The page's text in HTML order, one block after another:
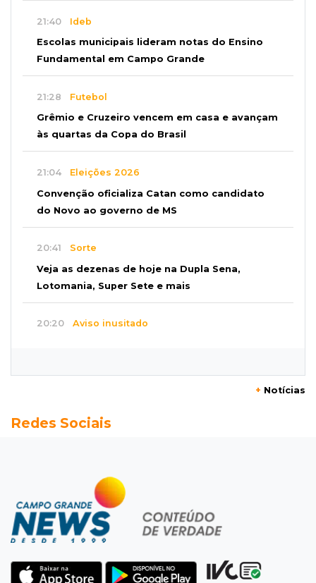
21:40 Ideb
Escolas municipais lideram notas do Ensino
Fundamental em Campo Grande
21:28 Futebol
Grêmio e Cruzeiro vencem em casa e avançam
às quartas da Copa do Brasil
21:04 Eleições 2026
Convenção oficializa Catan como candidato
do Novo ao governo de MS
20:41 Sorte
Veja as dezenas de hoje na Dupla Sena,
Lotomania, Super Sete e mais
20:20 Aviso inusitado
Ex-PM deixa prisão para tratamento médico 5
Feminicídio
Júri condena a 25 anos homem que atropelou
esposa em frente aos filhos
Banco Central reduz juros para 14% ao ano em
+ Notícias
Redes Sociais